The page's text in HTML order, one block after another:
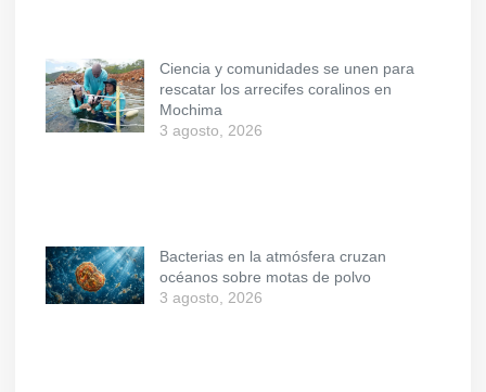
Ciencia y comunidades se unen para
rescatar los arrecifes coralinos en
Mochima
3 agosto, 2026
Bacterias en la atmósfera cruzan
océanos sobre motas de polvo
3 agosto, 2026